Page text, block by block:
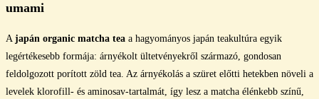
umami
A japán organic matcha tea a hagyományos japán teakultúra egyik
legértékesebb formája: árnyékolt ültetvényekről származó, gondosan
feldolgozott porított zöld tea. Az árnyékolás a szüret előtti hetekben növeli a
levelek klorofill- és aminosav-tartalmát, így lesz a matcha élénkebb színű,